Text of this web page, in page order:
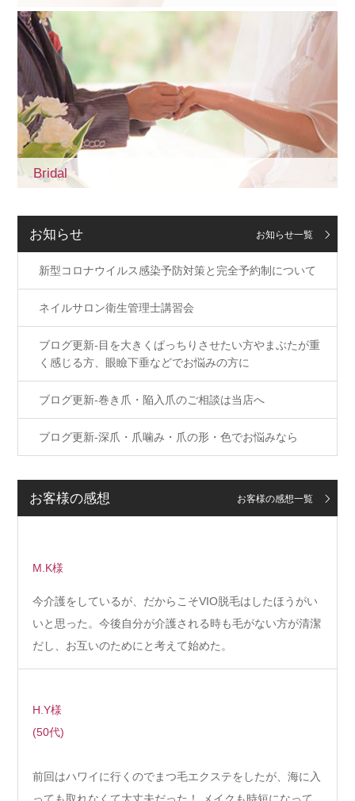
Bridal
お知らせ お知らせ一覧
新型コロナウイルス感染予防対策と完全予約制について
ネイルサロン衛生管理士講習会
ブログ更新-目を大きくぱっちりさせたい方やまぶたが重
く感じる方、眼瞼下垂などでお悩みの方に
ブログ更新-巻き爪・陥入爪のご相談は当店へ
ブログ更新-深爪・爪噛み・爪の形・色でお悩みなら
お客様の感想 お客様の感想一覧
M.K様
今介護をしているが、だからこそVIO脱毛はしたほうがい
いと思った。今後自分が介護される時も毛がない方が清潔
だし、お互いのためにと考えて始めた。
H.Y様
(50代)
前回はハワイに行くのでまつ毛エクステをしたが、海に入